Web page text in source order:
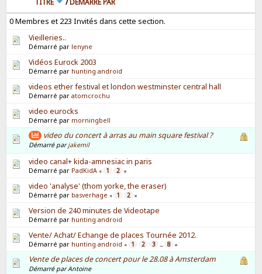
TITRE /DÉMARRÉ PAR
0 Membres et 223 Invités dans cette section.
Vieilleries..
Démarré par lenyne
Vidéos Eurock 2003
Démarré par hunting android
videos ether festival et london westminster central hall
Démarré paratomcrochu
video eurocks
Démarré par morningbell
video du concert à arras au main square festival ?
Démarré parjakemil
video canal+ kida-amnesiac in paris
Démarré par PadKidA « 1 2 »
video 'analyse' (thom yorke, the eraser)
Démarré par basverhage « 1 2 »
Version de 240 minutes de Videotape
Démarré par hunting android
Vente/ Achat/ Echange de places Tournée 2012.
Démarré par hunting android « 1 2 3 ... 8 »
Vente de places de concert pour le 28.08 à Amsterdam
Démarré par Antoine